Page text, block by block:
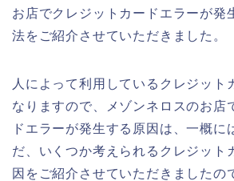
お店でクレジットカードエラーが発
法をご紹介させていただきました。
人によって利用しているクレジット
なりますので、メゾンネロスのお店
ドエラーが発生する原因は、一概に
だ、いくつか考えられるクレジット
因をご紹介させていただきましたの